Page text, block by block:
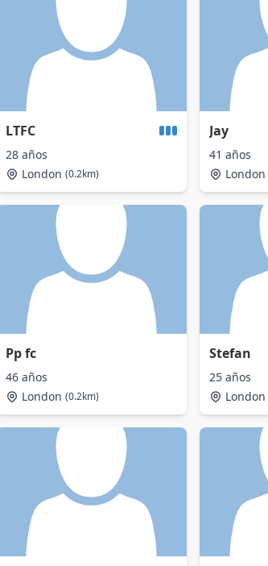
LTFC
28 años
London (0.2km)
Jay
41 años
London
Pp fc
46 años
London (0.2km)
Stefan
25 años
London